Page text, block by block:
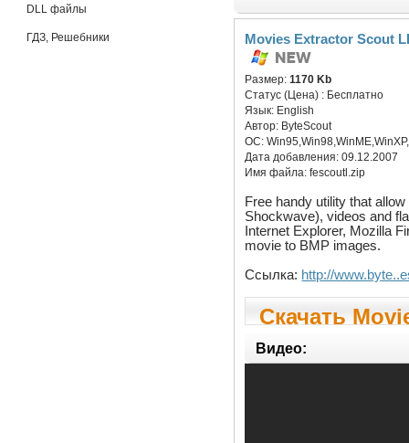
DLL файлы
ГДЗ, Решебники Movies Extractor Scout
Размер:1170 Kb
Статус (Цена) : Бесплатно
Язык: English
Автор: ByteScout
ОС:
Дата добавления:09.12.2007
Имя файла:fescoutl.zip
Free handy utility that
Shockwave), videos and
Internet Explorer, Mozilla
movie to BMP images.
Ссылка: http://
Скачать
Видео: